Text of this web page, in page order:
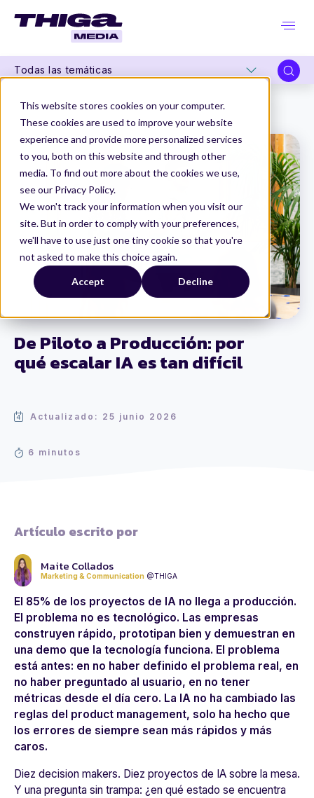
This website stores cookies on your computer.
These cookies are used to improve your website
experience and provide more personalized services
to you, both on this website and through other
media. To find out more about the cookies we use,
see our Privacy Policy.
We won't track your information when you visit our
site. But in order to comply with your preferences,
we'll have to use just one tiny cookie so that you're
not asked to make this choice again.
Accept Decline
Todas las temáticas
De Piloto a Producción: por
qué escalar IA es tan difícil
Actualizado: 25 junio 2026
6 minutos
Thiga Media
Product & Tech Leadership Summit
Artículo escrito por
Maite Collados
Marketing & Communication @THIGA
El 85% de los proyectos de IA no llega a producción.
El problema no es tecnológico. Las empresas
construyen rápido, prototipan bien y demuestran en
una demo que la tecnología funciona. El problema
está antes: en no haber definido el problema real, en
no haber preguntado al usuario, en no tener
métricas desde el día cero. La IA no ha cambiado las
reglas del product management, solo ha hecho que
los errores de siempre sean más rápidos y más
caros.
Diez decision makers. Diez proyectos de IA sobre la mesa.
Y una pregunta sin trampa: ¿en qué estado se encuentra